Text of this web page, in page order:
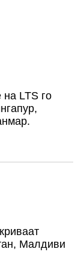
на LTS го
Малдиви